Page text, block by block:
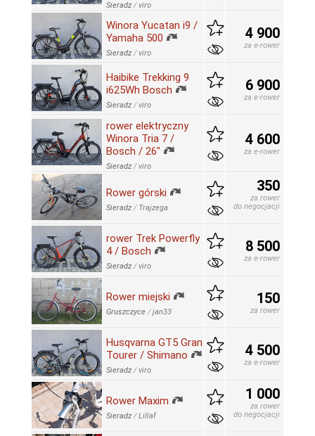
Sieradz /viro
Winora Yucatan i9 /
Yamaha 500
Sieradz /viro
4 900
za e-rower
Haibike Trekking 9
i625Wh Bosch
Sieradz /viro
6 900
za e-rower
rower elektryczny
Winora Tria 7 /
Bosch / 26"
Sieradz /viro
4 600
za e-rower
Rower górski
Sieradz / Trajzega
350
za rower
do negocjacji
rower Trek Powerfly
4 / Bosch
Sieradz /viro
8 500
za e-rower
Rower miejski
Gruszczyce /jan33
150
za rower
Husqvarna GT5 Gran
Tourer / Shimano
Sieradz /viro
4 500
za e-rower
Rower Maxim
Sieradz /Lillaf
1 000
za rower
do negocjacji